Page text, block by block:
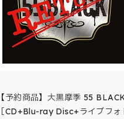
【予約商品】大黒摩季 55
［CD+Blu-ray Disc+ライブフォ